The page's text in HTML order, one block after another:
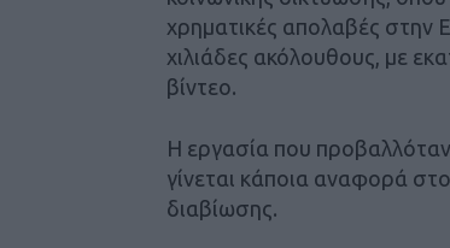
χρηματικές απολαβές στην
χιλιάδες ακόλουθους, με
βίντεο.
Η εργασία που
γίνεται κάποια αναφορά
διαβίωσης.